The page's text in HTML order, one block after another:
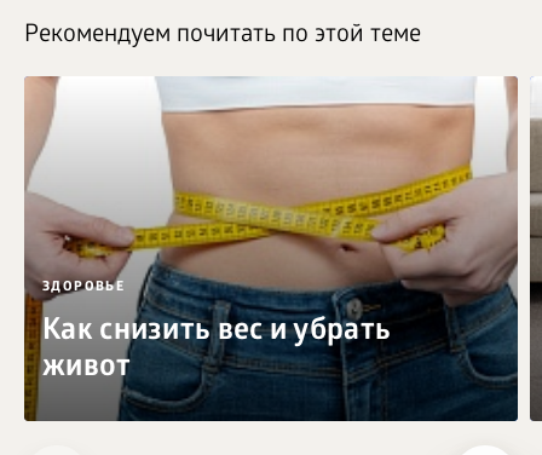
Рекомендуем почитать по этой теме
ЗДОРОВЬЕ
Как снизить вес и убрать
живот